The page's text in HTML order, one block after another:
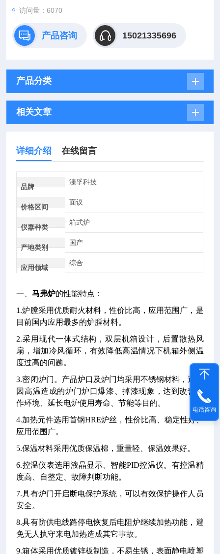
访问量：6070
产品咨询 15021335696
产品分类
相关文章
详细介绍 在线留言
品牌
溱孚科技
价格区间
面议
仪器种类
箱式炉
产地类别
国产
应用领域
综合
一、马弗炉的性能特点：
1.炉膛采用优质耐火材料，性价比高，应用范围广，是
目前国内应用最多的炉膛材料。
2.采用现代一体式结构，双层机箱设计，后置散热风
扇，增加冷风循环，有效降低高温情况下机箱外侧温
度过高的问题。
3.密闭炉门。产品炉口及炉门均采用不锈钢材料，避免
因高温造成的炉门炉口爆漆、掉漆现象，达到改善工
作环境、延长电炉使用寿命、节能等目的。
4.加热元件选用首钢HRE炉丝，性价比高、稳定性好、
应用范围广。
5.保温材料采用优质保温棉，重量轻、保温效果好。
6.控温仪表选用液晶显示、智能PID控温仪。有控温精
度高、自整定、故障判断功能。
7.具有炉门开启断电保护系统，可以有效保护操作人员
安全。
8.具有防供电线路停电恢复后电阻炉继续加热功能，避
免无人执守来电加热造成其它事故。
9.箱体采用优质镀锌板制造，不易生锈，表面静电喷塑
电话咨询